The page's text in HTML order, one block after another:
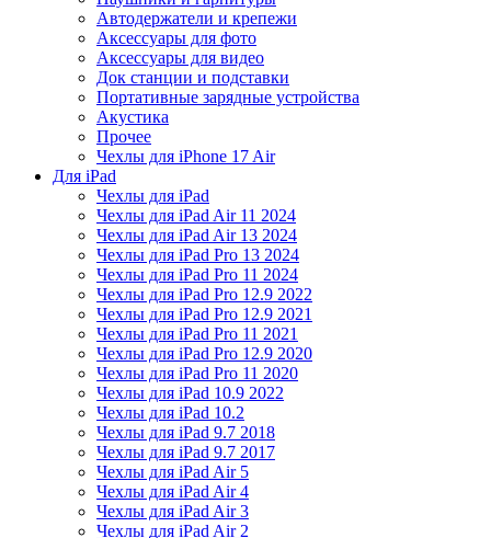
Автодержатели и крепежи
Аксессуары для фото
Аксессуары для видео
Док станции и подставки
Портативные зарядные устройства
Акустика
Прочее
Чехлы для iPhone 17 Air
Для iPad
Чехлы для iPad
Чехлы для iPad Air 11 2024
Чехлы для iPad Air 13 2024
Чехлы для iPad Pro 13 2024
Чехлы для iPad Pro 11 2024
Чехлы для iPad Pro 12.9 2022
Чехлы для iPad Pro 12.9 2021
Чехлы для iPad Pro 11 2021
Чехлы для iPad Pro 12.9 2020
Чехлы для iPad Pro 11 2020
Чехлы для iPad 10.9 2022
Чехлы для iPad 10.2
Чехлы для iPad 9.7 2018
Чехлы для iPad 9.7 2017
Чехлы для iPad Air 5
Чехлы для iPad Air 4
Чехлы для iPad Air 3
Чехлы для iPad Air 2